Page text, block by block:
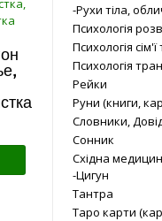
-Рухи тіла,
Психологія
Психологія
Психологія
Рейки
Руни (книги,
Словники,
Сонник
Східна
-Цигун
Тантра
Таро карти